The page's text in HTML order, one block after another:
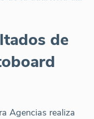
de
Agencias realiza